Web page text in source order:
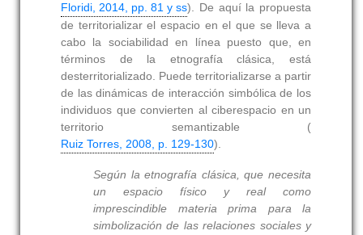
Floridi, 2014, pp. 81 y ss). De aquí la propuesta
de territorializar el espacio en el que se lleva a
cabo la sociabilidad en línea puesto que, en
términos de la etnografía clásica, está
desterritorializado. Puede territorializarse a partir
de las dinámicas de interacción simbólica de los
individuos que convierten al ciberespacio en un
territorio semantizable (
Ruiz Torres, 2008, p. 129-130).
Según la etnografía clásica, que necesita
un espacio físico y real como
imprescindible materia prima para la
simbolización de las relaciones sociales y